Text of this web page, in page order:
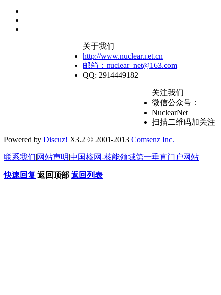
关于我们
http://www.nuclear.net.cn
邮箱：nuclear_net@163.com
QQ: 2914449182
关注我们
微信公众号：
NuclearNet
扫描二维码加关注
Powered by Discuz! X3.2 © 2001-2013 Comsenz Inc.
联系我们|网站声明|中国核网-核能领域第一垂直门户网站
快速回复 返回顶部 返回列表